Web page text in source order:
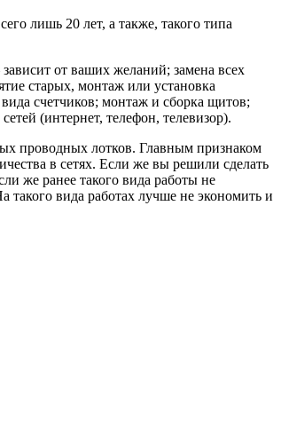
лишь 20 лет, а также, такого типа
от ваших желаний; замена всех
старых, монтаж или установка
счетчиков; монтаж и сборка щитов;
(интернет, телефон, телевизор).
проводных лотков. Главным признаком
в сетях. Если же вы решили сделать
же ранее такого вида работы не
вида работах лучше не экономить и